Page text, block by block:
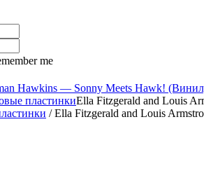
me
Hawkins — Sonny Meets Hawk!
пластинкиElla Fitzgerald and Louis
/ Ella Fitzgerald and Louis